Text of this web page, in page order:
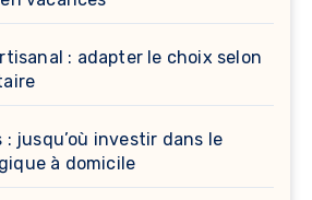
: adapter le choix selon
jusqu’où investir dans le
à domicile